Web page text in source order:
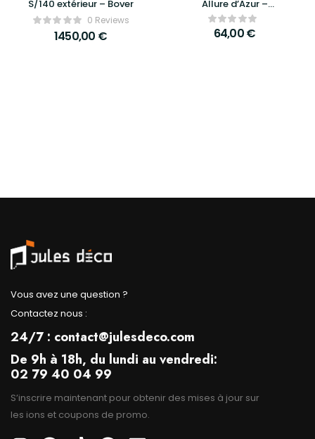
S/140 extérieur – Bover
0 Reviews
1450,00 €
Allure d’Azur –
Élégance, raffinement
et praticité au
quotidien
64,00€
Vous avez une question ?
Contactez nous :
24/7 : contact@julesdeco.com
De 9h à 18h, du lundi au vendredi:
02 79 40 04 99
S’inscrire maintenant pour obtenir des mises à jour sur
les ions et coupons de promo.